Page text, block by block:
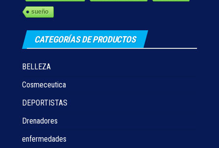
sueño
CATEGORÍAS DE PRODUCTOS
BELLEZA
Cosmeceutica
DEPORTISTAS
Drenadores
enfermedades